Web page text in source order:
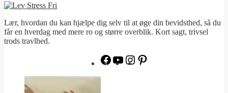
Lær, hvordan du kan hjælpe dig selv til at øge din bevidsthed, så du
får en hverdag med mere ro og større overblik. Kort sagt, trivsel
trods travlhed.
Facebook
YouTubeInstagram